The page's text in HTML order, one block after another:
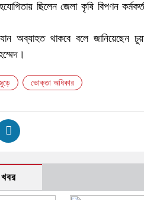
ছিলেন জেলা কৃষি বিপণন
অব্যাহত থাকবে বলে জানিয়েছেন
ভোক্তা অধিকার